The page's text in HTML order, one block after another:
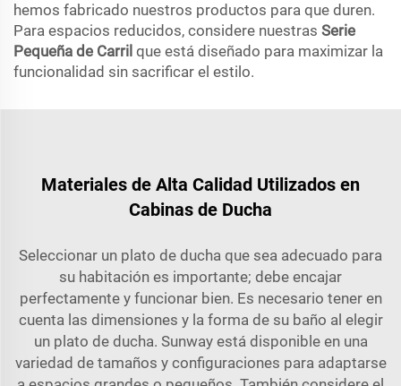
hemos fabricado nuestros productos para que duren.
Para espacios reducidos, considere nuestras Serie
Pequeña de Carril que está diseñado para maximizar la
funcionalidad sin sacrificar el estilo.
Materiales de Alta Calidad Utilizados en
Cabinas de Ducha
Seleccionar un plato de ducha que sea adecuado para
su habitación es importante; debe encajar
perfectamente y funcionar bien. Es necesario tener en
cuenta las dimensiones y la forma de su baño al elegir
un plato de ducha. Sunway está disponible en una
variedad de tamaños y configuraciones para adaptarse